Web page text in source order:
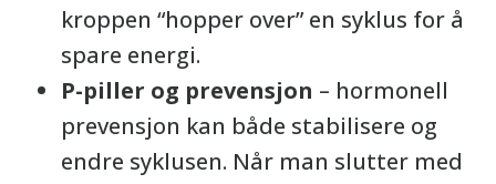
kroppen “hopper over” en syklus for å
spare energi.
P-piller og prevensjon – hormonell
prevensjon kan både stabilisere og
endre syklusen. Når man slutter med